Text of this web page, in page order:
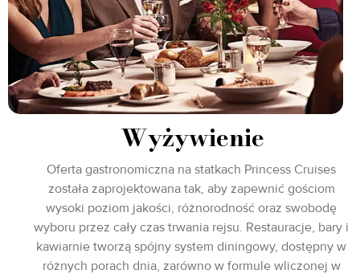
Wyżywienie
Oferta gastronomiczna na statkach Princess Cruises
została zaprojektowana tak, aby zapewnić gościom
wysoki poziom jakości, różnorodność oraz swobodę
wyboru przez cały czas trwania rejsu. Restauracje, bary i
kawiarnie tworzą spójny system diningowy, dostępny w
różnych porach dnia, zarówno w formule wliczonej w